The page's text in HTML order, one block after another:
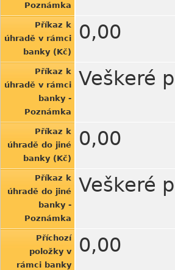
Poznámka
Příkaz k
úhradě v rámci
banky (Kč)
0,00
Příkaz k
úhradě v rámci
banky -
Poznámka
Veškeré
Příkaz k
úhradě do jiné
banky (Kč)
0,00
Příkaz k
úhradě do jiné
banky -
Poznámka
Veškeré
Příchozí
položky v
rámci banky
0,00